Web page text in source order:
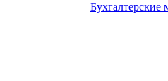
Бухгалтерские